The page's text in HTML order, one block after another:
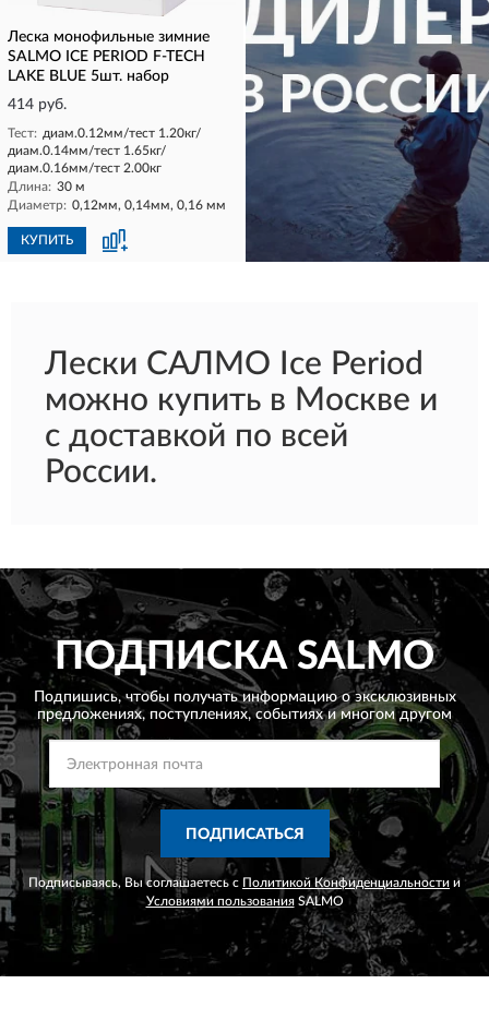
Леска монофильные зимние
SALMO ICE PERIOD F-TECH
LAKE BLUE 5шт. набор
414 руб.
Тест: диам.0.12мм/тест 1.20кг/
диам.0.14мм/тест 1.65кг/
диам.0.16мм/тест 2.00кг
Длина: 30 м
Диаметр: 0,12мм, 0,14мм, 0,16 мм
КУПИТЬ КУПИТЬ
Лески САЛМО Ice Period
можно купить в Москве и
с доставкой по всей
России.
ПОДПИСКАSALMO
Подпишись, чтобы получать информацию о эксклюзивных
предложениях, поступлениях, событиях и многом другом
ПОДПИСАТЬСЯ
Подписываясь, Вы соглашаетесь с Политикой Конфиденциальности и
Условиями пользованияSALMO